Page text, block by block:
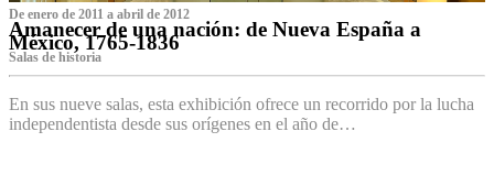
De enero de 2011 a abril de 2012
Amanecer de una nación: de Nueva España a
México, 1765-1836
Salas de historia
En sus nueve salas, esta exhibición ofrece un recorrido por la lucha
independentista desde sus orígenes en el año de…